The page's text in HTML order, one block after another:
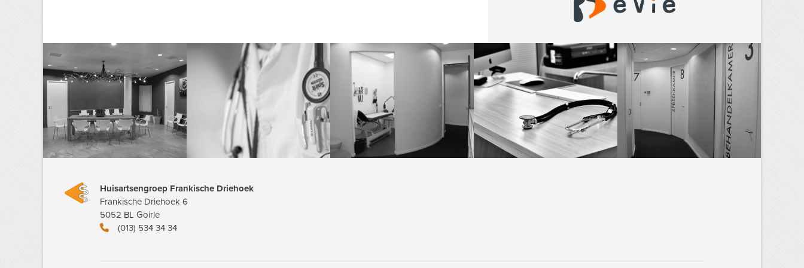
Huisartsengroep Frankische Driehoek
Frankische Driehoek 6
5052 BL Goirle
(013) 534 34 34